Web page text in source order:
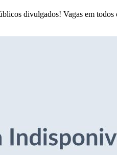
divulgados! Vagas em